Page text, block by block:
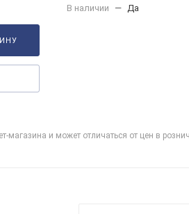
В наличии
— Да
магазина и может отличаться от цен в